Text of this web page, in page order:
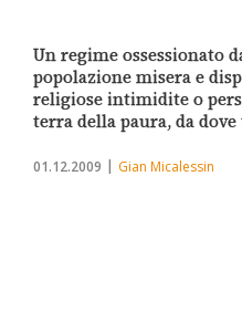
Un regime ossessionato
popolazione misera e
religiose intimidite o
terra della paura, da
01.12.2009 Gian Micalessin